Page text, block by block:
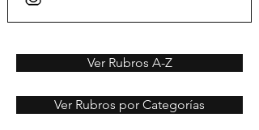
Ver Rubros A-Z
Ver Rubros por Categorías